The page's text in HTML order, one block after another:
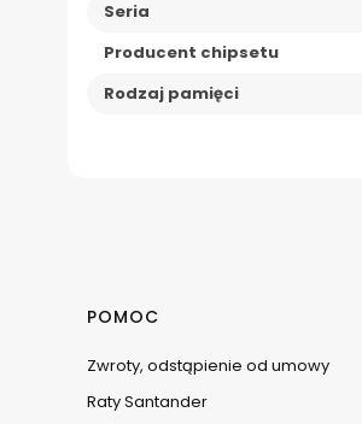
Seria
Producent chipsetu
Rodzaj pamięci
Linki w stopce
POMOC
Zwroty, odstąpienie od umowy
Raty Santander